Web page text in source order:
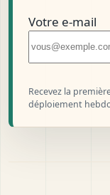
Votre e-mail
Recevez la
déploiement